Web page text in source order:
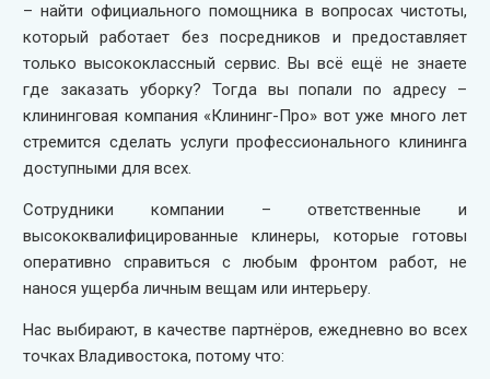
– найти официального помощника в вопросах чистоты,
который работает без посредников и предоставляет
только высококлассный сервис. Вы всё ещё не знаете
где заказать уборку? Тогда вы попали по адресу –
клининговая компания «Клининг-Про» вот уже много лет
стремится сделать услуги профессионального клининга
доступными для всех.
Сотрудники компании – ответственные и
высококвалифицированные клинеры, которые готовы
оперативно справиться с любым фронтом работ, не
нанося ущерба личным вещам или интерьеру.
Нас выбирают, в качестве партнёров, ежедневно во всех
точках Владивостока, потому что: